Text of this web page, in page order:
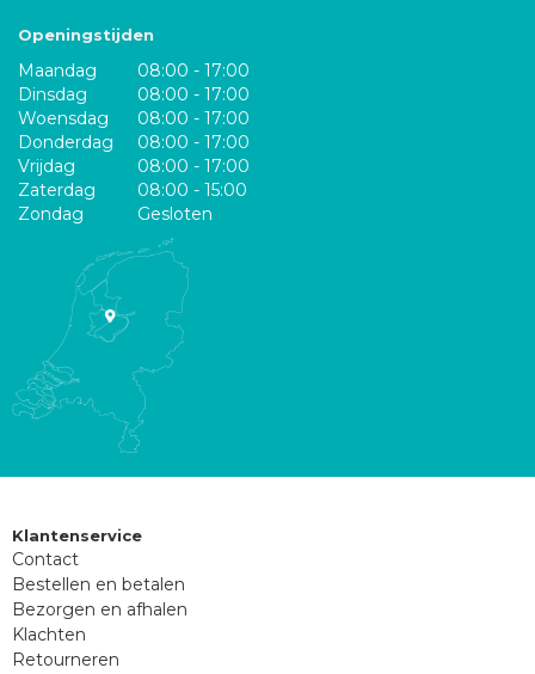
Openingstijden
Maandag
08:00 - 17:00
Dinsdag
08:00 - 17:00
Woensdag
08:00 - 17:00
Donderdag
08:00 - 17:00
Vrijdag
08:00 - 17:00
Zaterdag
08:00 - 15:00
Zondag
Gesloten
Klantenservice
Contact
Bestellen en betalen
Bezorgen en afhalen
Klachten
Retourneren